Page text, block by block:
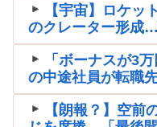
【宇宙】ロケッ
のクレーター形成
「ボーナスが3
の中途社員が転職
【朗報？】空前